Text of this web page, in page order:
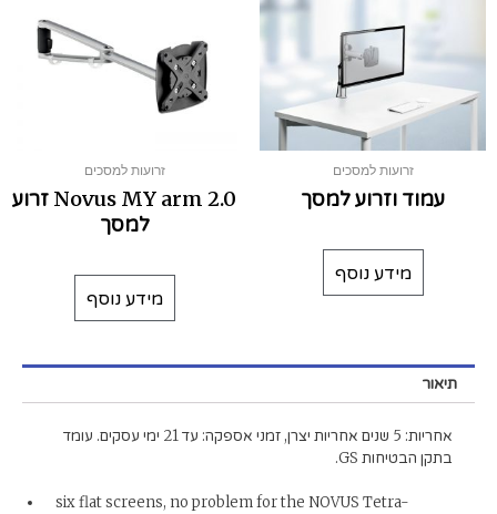
זרועות למסכים
עמוד וזרוע למסך
מידע נוסף
זרועות למסכים
Novus MY arm 2.0 זרוע
למסך
מידע נוסף
תיאור
אחריות: 5 שנים אחריות יצרן, זמני אספקה: עד 21 ימי עסקים. עומד
בתקן הבטיחות GS.
six flat screens, no problem for the NOVUS Tetra-